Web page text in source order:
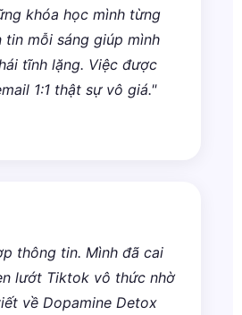
khóa học mình từng
tin mỗi sáng giúp mình
tĩnh lặng. Việc được
1:1 thật sự vô giá."
thông tin. Mình đã cai
lướt Tiktok vô thức nhờ
về Dopamine Detox